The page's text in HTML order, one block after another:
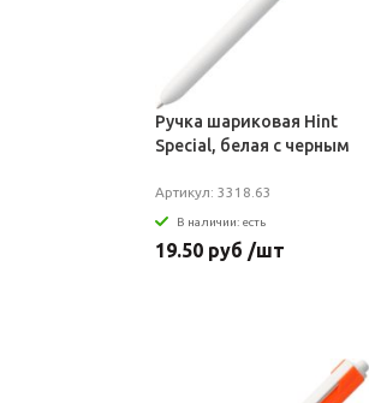
Ручка шариковая Hint
Special, белая с черным
Артикул: 3318.63
В наличии: есть
19.50 руб /шт